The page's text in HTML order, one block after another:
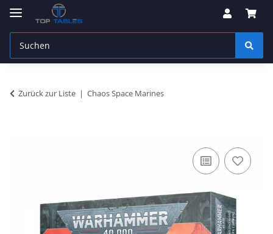
Zurück zur Liste Chaos Space Marines